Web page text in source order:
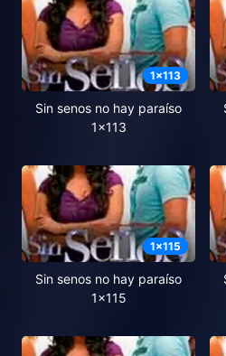
1x113
Sin senos no hay paraíso
1x113
1x115
Sin senos no hay paraíso
1x115